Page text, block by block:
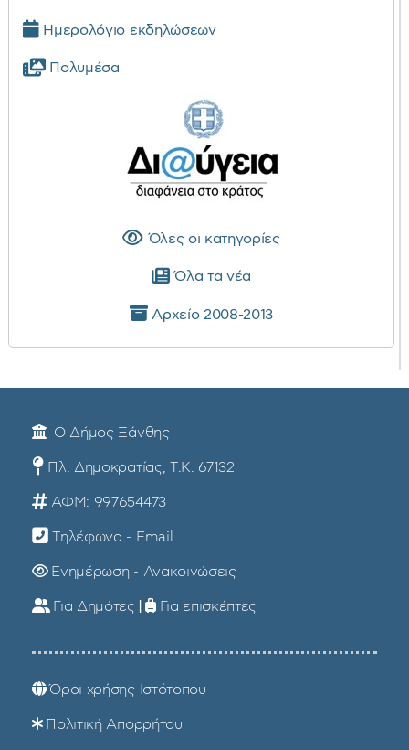
Ημερολόγιο εκδηλώσεων
Πολυμέσα
Όλες οι κατηγορίες
Όλα τα νέα
Αρχείο 2008-2013
Ο Δήμος Ξάνθης
Πλ. Δημοκρατίας, Τ.Κ. 67132
ΑΦΜ: 997654473
Τηλέφωνα - Email
Ενημέρωση - Ανακοινώσεις
Για Δημότες | Για επισκέπτες
Όροι χρήσης Ιστότοπου
Πολιτική Απορρήτου